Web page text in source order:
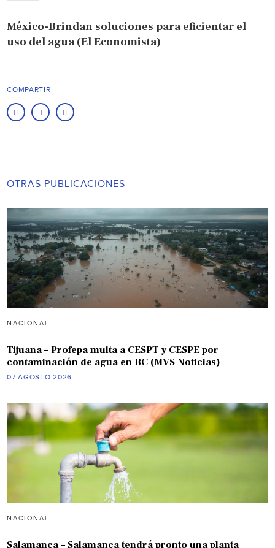
México-Brindan soluciones para eficientar el
uso del agua (El Economista)
COMPARTIR
OTRAS PUBLICACIONES
NACIONAL
Tijuana – Profepa multa a CESPT y CESPE por
contaminación de agua en BC (MVS Noticias)
07 AGOSTO 2026
NACIONAL
Salamanca – Salamanca tendrá pronto una planta